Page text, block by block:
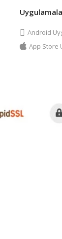
Android
App Store